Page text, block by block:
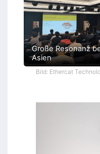
Große Resonanz
Asien
Bild: Ethercat